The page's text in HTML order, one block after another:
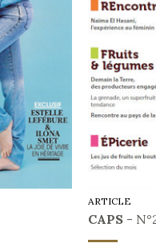
ARTICLE
CAPS -